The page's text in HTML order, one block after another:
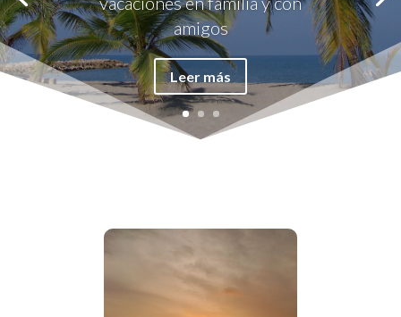
vacaciones en familia y con
amigos
Leer más